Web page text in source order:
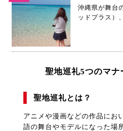
沖縄県が舞台
ッドプラス）
聖地巡礼5つのマナ
聖地巡礼とは？
アニメや漫画などの作品にお
語の舞台やモデルになった場